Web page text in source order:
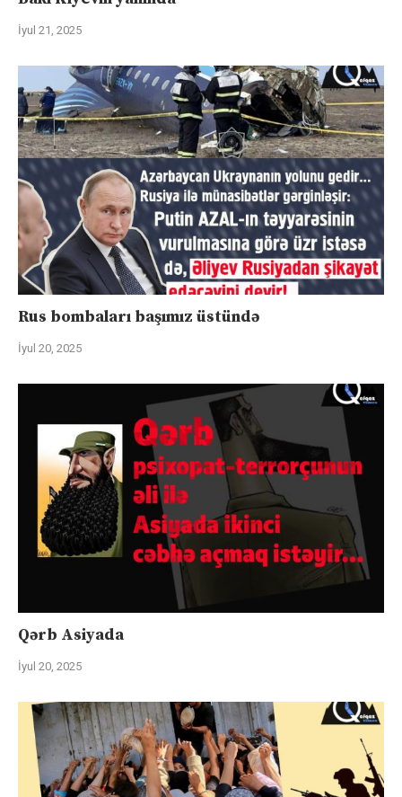
İyul 21, 2025
Rus bombaları başımız üstündə
İyul 20, 2025
Qərb Asiyada
İyul 20, 2025